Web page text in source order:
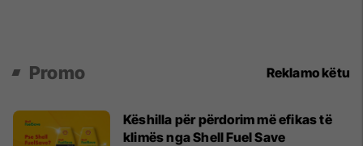
Promo Reklamo këtu
Këshilla për përdorim më efikas të
klimës nga Shell Fuel Save